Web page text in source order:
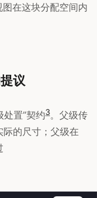
在这块分配空间内
议
置”契约3。父级传
的尺寸；父级在